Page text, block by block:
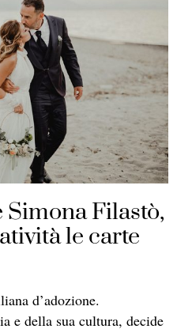
Filastò,
le carte
d’adozione.
e della sua cultura, decide